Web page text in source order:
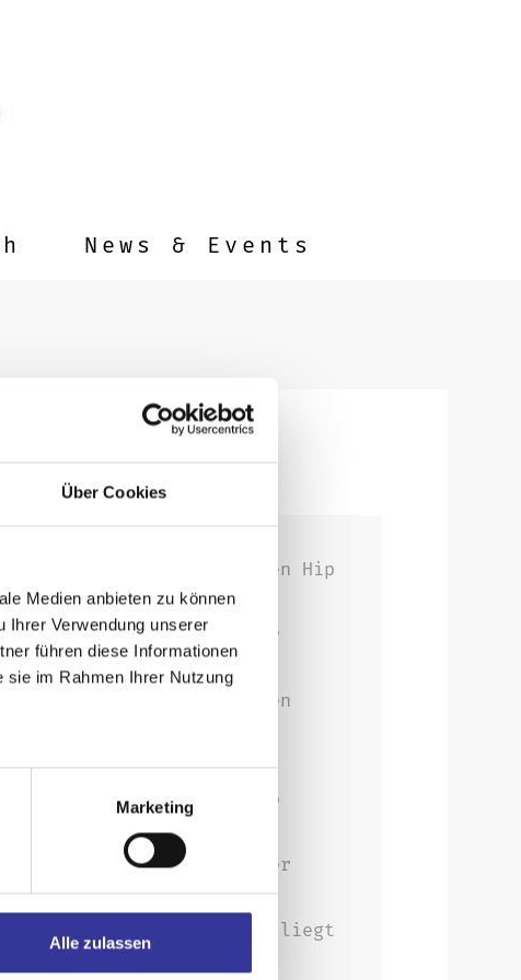
Über Cookies
Medien anbieten zu können
Ihrer Verwendung unserer
führen diese Informationen
sie im Rahmen Ihrer Nutzung
Marketing
Alle zulassen
News & Events
Musik, die sich zwischen Hip
– und so lotet der
harten Sound der Straßen
erst veröffentlicht und so
zu philosophieren oder
all den Gegensätzen liegt